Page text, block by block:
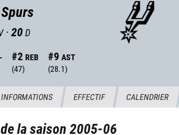
·20D
#2 REB
(47)
#9 AST
(28.1)
INFORMATIONS EFFECTIF CALENDRIER
la saison2005-06